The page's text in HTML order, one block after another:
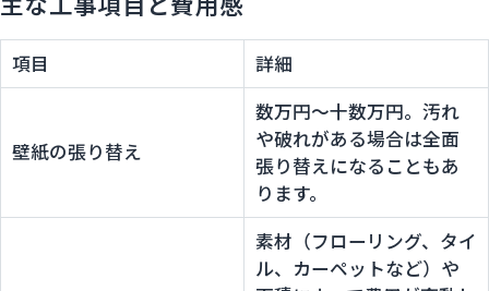
項目 詳細
壁紙の張り替え
数万円〜十数万円。汚れ
や破れがある場合は全面
張り替えになることもあ
ります。
素材（フローリング、タイ
ル、カーペットなど）や